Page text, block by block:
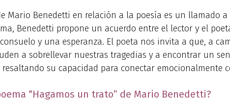
Mario Benedetti en relación a la poesía es un llamado
Benedetti propone un acuerdo entre el lector y el
y una esperanza. El poeta nos invita a que, a
a sobrellevar nuestras tragedias y a encontrar un
su capacidad para conectar emocionalmente
“Hagamos un trato” de Mario Benedetti?